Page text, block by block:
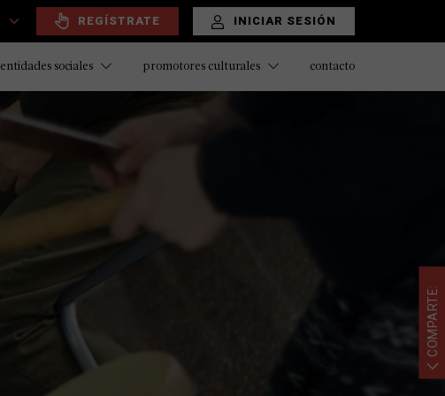
REGÍSTRATE INICIAR SESIÓN
entidades sociales promotores culturales contacto
COMPARTE: